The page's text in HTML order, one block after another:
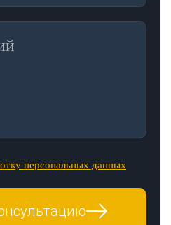
персональных данных